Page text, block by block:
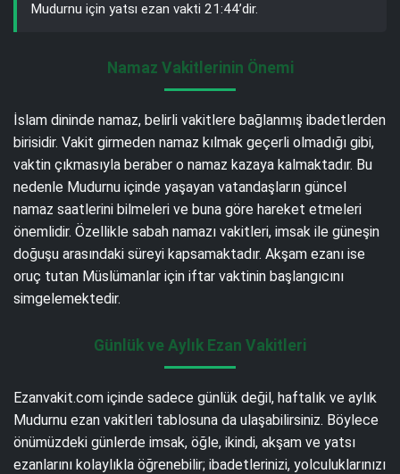
Mudurnu için yatsı ezan vakti 21:44’dir.
Namaz Vakitlerinin Önemi
İslam dininde namaz, belirli vakitlere bağlanmış ibadetlerden
birisidir. Vakit girmeden namaz kılmak geçerli olmadığı gibi,
vaktin çıkmasıyla beraber o namaz kazaya kalmaktadır. Bu
nedenle Mudurnu içinde yaşayan vatandaşların güncel
namaz saatlerini bilmeleri ve buna göre hareket etmeleri
önemlidir. Özellikle sabah namazı vakitleri, imsak ile güneşin
doğuşu arasındaki süreyi kapsamaktadır. Akşam ezanı ise
oruç tutan Müslümanlar için iftar vaktinin başlangıcını
simgelemektedir.
Günlük ve Aylık Ezan Vakitleri
Ezanvakit.com içinde sadece günlük değil, haftalık ve aylık
Mudurnu ezan vakitleri tablosuna da ulaşabilirsiniz. Böylece
önümüzdeki günlerde imsak, öğle, ikindi, akşam ve yatsı
ezanlarını kolaylıkla öğrenebilir; ibadetlerinizi, yolculuklarınızı